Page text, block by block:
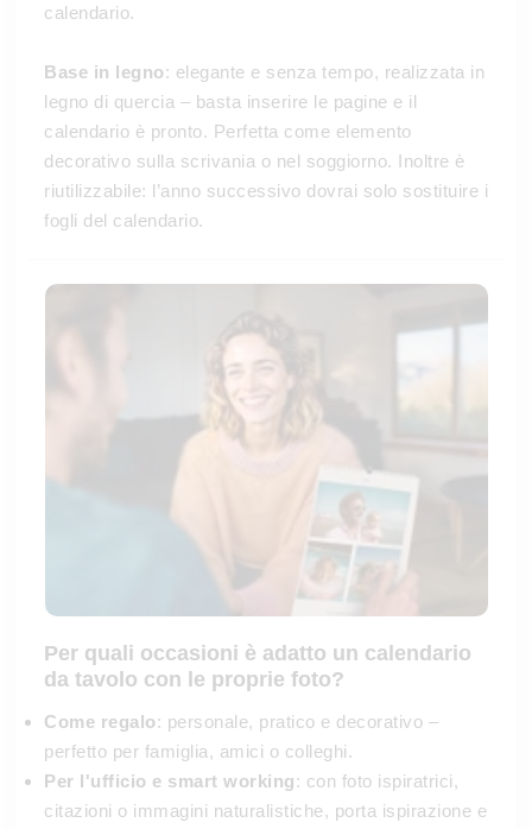
calendario.
Base in legno: elegante e senza tempo, realizzata in
legno di quercia – basta inserire le pagine e il
calendario è pronto. Perfetta come elemento
decorativo sulla scrivania o nel soggiorno. Inoltre è
riutilizzabile: l’anno successivo dovrai solo sostituire i
fogli del calendario.
Per quali occasioni è adatto un calendario
da tavolo con le proprie foto?
Come regalo: personale, pratico e decorativo –
perfetto per famiglia, amici o colleghi.
Per l'ufficio e smart working: con foto ispiratrici,
citazioni o immagini naturalistiche, porta ispirazione e